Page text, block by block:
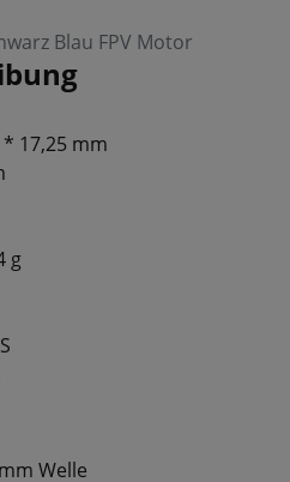
Blau FPV Motor
17,25 mm
g
Welle